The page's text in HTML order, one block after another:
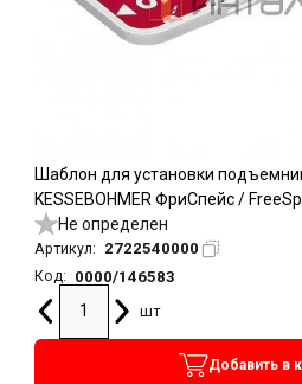
Шаблон для установки
KESSEBOHMER ФриСпейс /
Не определен
Артикул: 2722540000
Код:
0000/146583
шт
Добавить в